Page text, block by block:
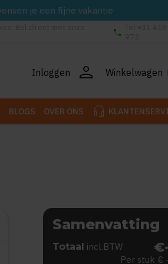
je een fijne vakantie
phone
Inloggen person Winkelwagen
BLOGS OVER ONS headset_mic
Samenvatting
Totaal incl.BTW
Per stuk €